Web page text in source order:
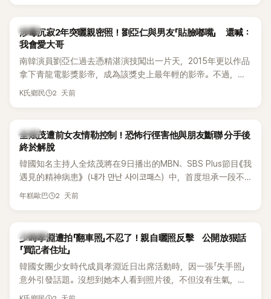
韓星
涉毒沉寂2年突曬親密照！劉亞仁與男友「貼臉嘟嘴」 還喊：
我會愛大哥
南韓演員劉亞仁過去憑精湛演技闖出一片天，2015年更以作品
拿下青龍電影獎影帝，成為該獎史上最年輕的影帝。不過，他
2023年爆出涉毒風波後，演藝事業受到重創，後續又牽扯與男
K氏鄉民 2 天前
韓星
全炫茂遭前女友情勒控制！恐怖行徑害他與朋友斷聯 分手後
終於解脫
韓國知名主持人全炫茂將在9日播出的MBN、SBS Plus節目《我
遇見的精神病患》（내가 만난 사이코패스）中，首度坦承一段不
堪回首的戀愛經歷，自爆曾遭前女友過度控制，不僅走到哪都
年糕歐巴 2 天前
K-POP
少時孝淵遭拍「翻車照」不忍了！親自曬照反擊 公開放狠話
「買記者住址」
韓國女團少女時代成員孝淵近日出席活動時，因一張「失手照」
意外引發話題。沒想到她本人看到照片後，不但沒有生氣，反
而親自把照片放上IG限時動態開玩笑，甚至幽默喊話要「買記者